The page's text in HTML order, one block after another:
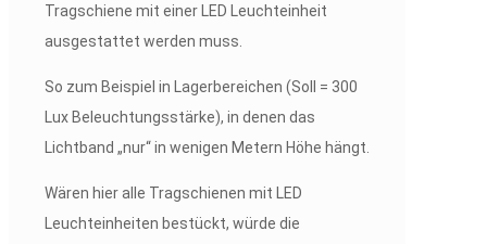
Tragschiene mit einer LED Leuchteinheit
ausgestattet werden muss.
So zum Beispiel in Lagerbereichen (Soll = 300
Lux Beleuchtungsstärke), in denen das
Lichtband „nur“ in wenigen Metern Höhe hängt.
Wären hier alle Tragschienen mit LED
Leuchteinheiten bestückt, würde die